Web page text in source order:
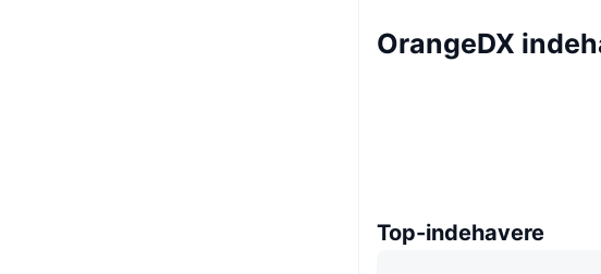
OrangeDX
Top-indehavere